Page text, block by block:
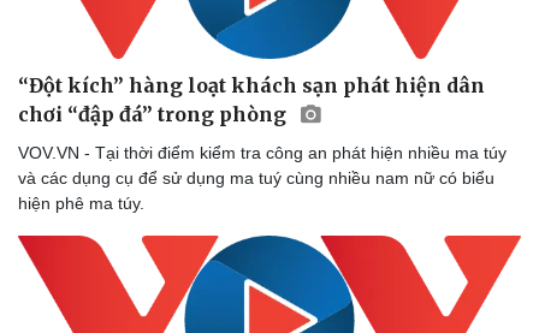
Sức khỏe
Dinh dưỡng - món ngon
Cây thuốc
Sản phụ khoa
Nhi khoa
Nam khoa
Làm đẹp - giảm cân
Phòng mạch online
Ăn sạch sống khỏe
Đời sống
Nhà đẹp
Tình yêu - Gia đình
“Đột kích” hàng loạt khách sạn phát hiện dân
chơi “đập đá” trong phòng
VOV.VN - Tại thời điểm kiểm tra công an phát hiện nhiều ma túy
và các dụng cụ để sử dụng ma tuý cùng nhiều nam nữ có biểu
hiện phê ma túy.